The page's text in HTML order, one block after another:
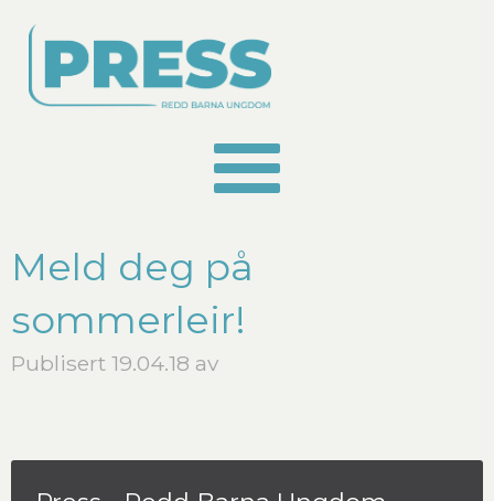
Meld deg på
sommerleir!
Publisert 19.04.18 av